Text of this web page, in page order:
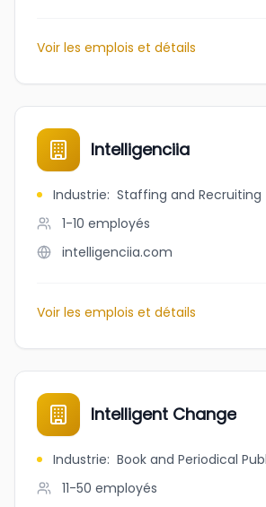
Voir les emplois et détails
Intelligenciia
Industrie: Staffing and Recruiting
1-10 employés
intelligenciia.com
Voir les emplois et détails
Intelligent Change
Industrie: Book and Periodical
11-50 employés